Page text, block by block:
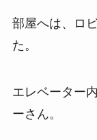
部屋へは、ロ
た。
エレベーター
ーさん。